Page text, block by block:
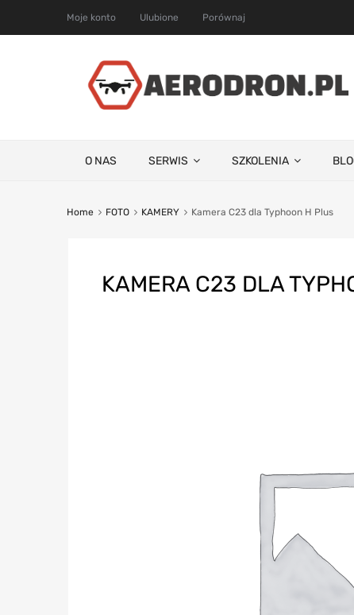
Moje konto Ulubione Porównaj
O NAS SERWIS SZKOLENIA
Home FOTO KAMERY Kamera C23 dla Typhoon H Plus
KAMERA C23 DLA